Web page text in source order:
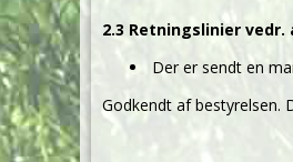
2.3 Retningslinier
Der er sendt en
Godkendt af bestyrelsen.